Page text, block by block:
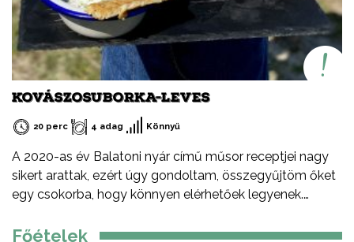
KOVÁSZOSUBORKA-LEVES
20 perc 4 adag Könnyű
A 2020-as év Balatoni nyár című műsor receptjei nagy
sikert arattak, ezért úgy gondoltam, összegyűjtöm őket
egy csokorba, hogy könnyen elérhetőek legyenek.
minden időszakában elkészítheted, mint ahogy a
Főételek